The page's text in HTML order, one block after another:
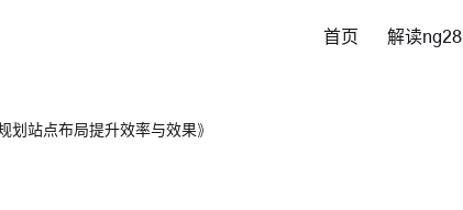
首页 解读ng28
划站点布局提升效率与效果》